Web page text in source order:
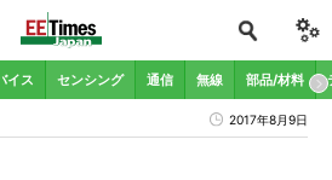
イス センシング 通信 無線 部品/材料
2017年8月9日